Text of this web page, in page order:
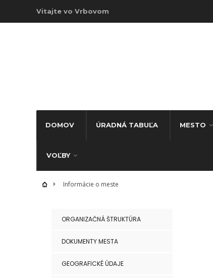
Vitajte vo Vrbovom
DOMOV ÚRADNÁ TABUĽA MESTO
VOĽBY
Informácie o meste
ORGANIZAČNÁ ŠTRUKTÚRA
DOKUMENTY MESTA
GEOGRAFICKÉ ÚDAJE